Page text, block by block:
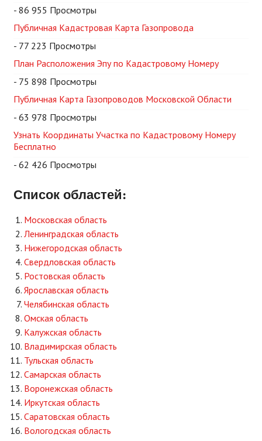
- 86 955 Просмотры
Публичная Кадастровая Карта Газопровода
- 77 223 Просмотры
План Расположения Эпу по Кадастровому Номеру
- 75 898 Просмотры
Публичная Карта Газопроводов Московской Области
- 63 978 Просмотры
Узнать Координаты Участка по Кадастровому Номеру
Бесплатно
- 62 426 Просмотры
Список областей:
Московская область
Ленинградская область
Нижегородская область
Свердловская область
Ростовская область
Ярославская область
Челябинская область
Омская область
Калужская область
Владимирская область
Тульская область
Самарская область
Воронежская область
Иркутская область
Саратовская область
Вологодская область